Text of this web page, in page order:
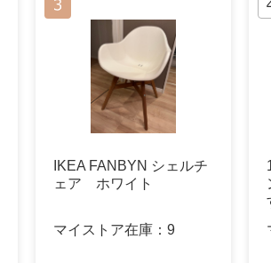
IKEA FANBYN シェルチ
ェア ホワイト
マイストア在庫： 9